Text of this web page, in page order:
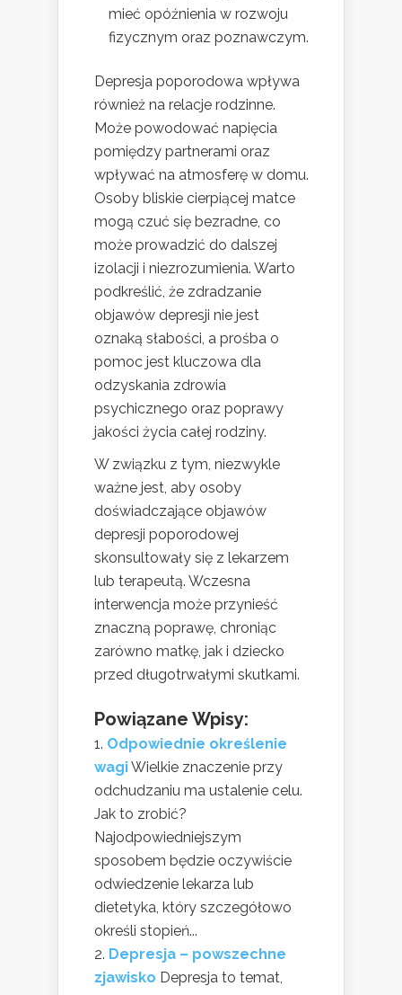
mieć opóźnienia w rozwoju
fizycznym oraz poznawczym.
Depresja poporodowa wpływa
również na relacje rodzinne.
Może powodować napięcia
pomiędzy partnerami oraz
wpływać na atmosferę w domu.
Osoby bliskie cierpiącej matce
mogą czuć się bezradne, co
może prowadzić do dalszej
izolacji i niezrozumienia. Warto
podkreślić, że zdradzanie
objawów depresji nie jest
oznaką słabości, a prośba o
pomoc jest kluczowa dla
odzyskania zdrowia
psychicznego oraz poprawy
jakości życia całej rodziny.
W związku z tym, niezwykle
ważne jest, aby osoby
doświadczające objawów
depresji poporodowej
skonsultowały się z lekarzem
lub terapeutą. Wczesna
interwencja może przynieść
znaczną poprawę, chroniąc
zarówno matkę, jak i dziecko
przed długotrwałymi skutkami.
Powiązane Wpisy:
Odpowiednie określenie
wagiWielkie znaczenie przy
odchudzaniu ma ustalenie celu.
Jak to zrobić?
Najodpowiedniejszym
sposobem będzie oczywiście
odwiedzenie lekarza lub
dietetyka, który szczegółowo
określi stopień...
Depresja – powszechne
zjawisko Depresja to temat,